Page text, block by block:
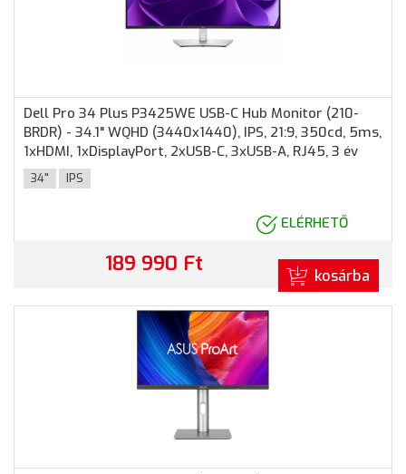
Dell Pro 34 Plus P3425WE USB-C Hub Monitor (210-
BRDR) - 34.1" WQHD (3440x1440), IPS, 21:9, 350cd, 5ms,
1xHDMI, 1xDisplayPort, 2xUSB-C, 3xUSB-A, RJ45, 3 év
garancia, Fekete-ezüst színben
34" IPS
ELÉRHETŐ
189 990 Ft kosárba